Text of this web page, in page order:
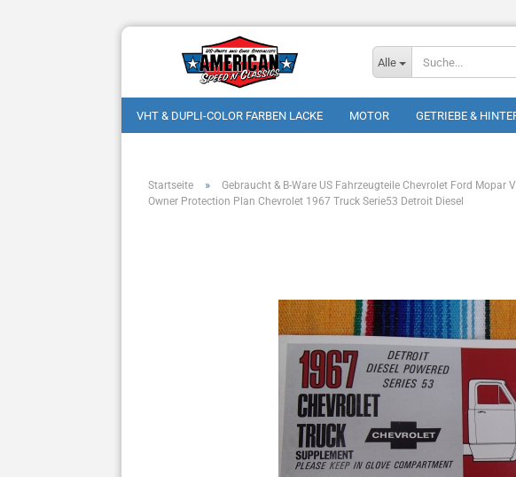
Alle
VHT & DUPLI-COLOR FARBEN LACKE MOTOR GETRIEBE &
Startseite » Gebraucht & B-Ware US Fahrzeugteile Chevrolet Ford Mopar
Owner Protection Plan Chevrolet 1967 Truck Serie53 Detroit Diesel